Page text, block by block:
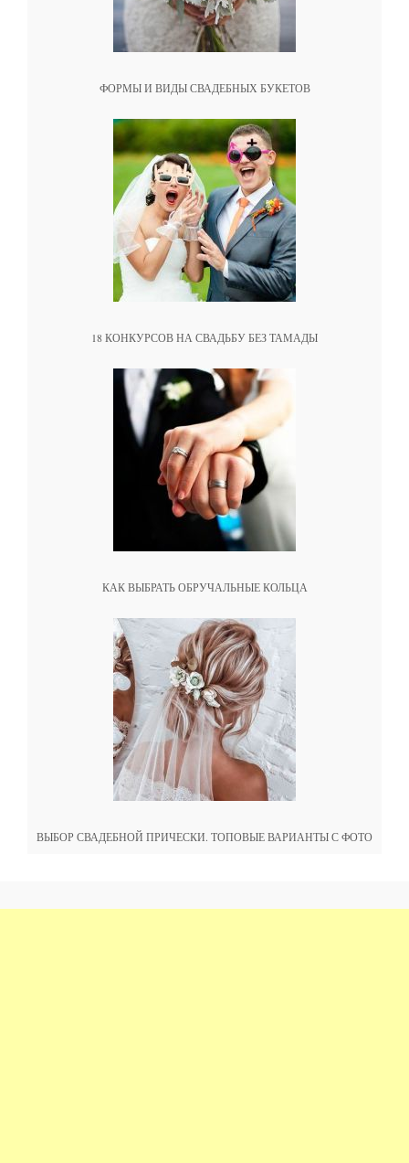
ФОРМЫ И ВИДЫ СВАДЕБНЫХ БУКЕТОВ
18 КОНКУРСОВ НА СВАДЬБУ БЕЗ ТАМАДЫ
КАК ВЫБРАТЬ ОБРУЧАЛЬНЫЕ КОЛЬЦА
ВЫБОР СВАДЕБНОЙ ПРИЧЕСКИ. ТОПОВЫЕ ВАРИАНТЫ С ФОТО